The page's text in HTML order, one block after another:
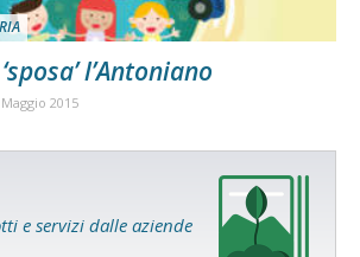
l’Antoniano
2015
e servizi dalle aziende